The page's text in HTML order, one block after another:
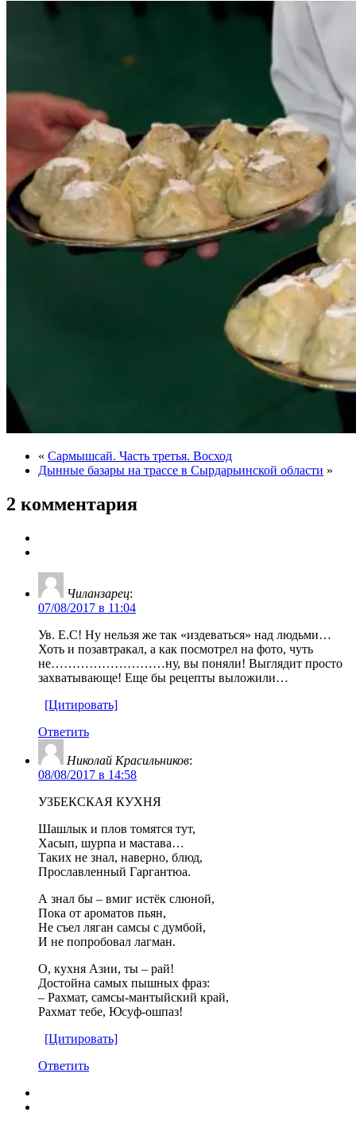
« Сармышсай. Часть третья. Восход
Дынные базары на трассе в Сырдарьинской области »
2 комментария
Чиланзарец:
07/08/2017 в 11:04
Ув. Е.С! Ну нельзя же так «издеваться» над людьми…
Хоть и позавтракал, а как посмотрел на фото, чуть
не………………………ну, вы поняли! Выглядит просто
захватывающе! Еще бы рецепты выложили…
[Цитировать]
Ответить
Николай Красильников:
08/08/2017 в 14:58
УЗБЕКСКАЯ КУХНЯ
Шашлык и плов томятся тут,
Хасып, шурпа и мастава…
Таких не знал, наверно, блюд,
Прославленный Гаргантюа.
А знал бы – вмиг истёк слюной,
Пока от ароматов пьян,
Не съел ляган самсы с думбой,
И не попробовал лагман.
О, кухня Азии, ты – рай!
Достойна самых пышных фраз:
– Рахмат, самсы-мантыйский край,
Рахмат тебе, Юсуф-ошпаз!
[Цитировать]
Ответить